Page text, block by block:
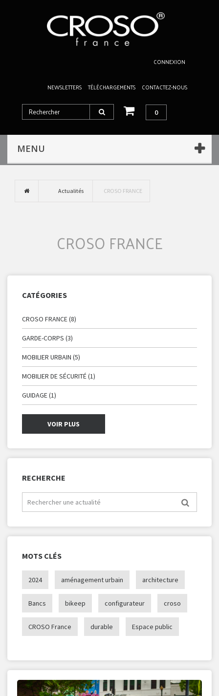
CONNEXION
NEWSLETTERS TÉLÉCHARGEMENTS CONTACTEZ-NOUS
0
MENU
Actualités CROSO FRANCE
CROSO FRANCE
CATÉGORIES
CROSO FRANCE (8)
GARDE-CORPS (3)
MOBILIER URBAIN (5)
MOBILIER DE SÉCURITÉ (1)
GUIDAGE (1)
VOIR PLUS
RECHERCHE
MOTS CLÉS
2024 aménagement urbain architecture
Bancs bikeep configurateur croso
CROSO France durable Espace public